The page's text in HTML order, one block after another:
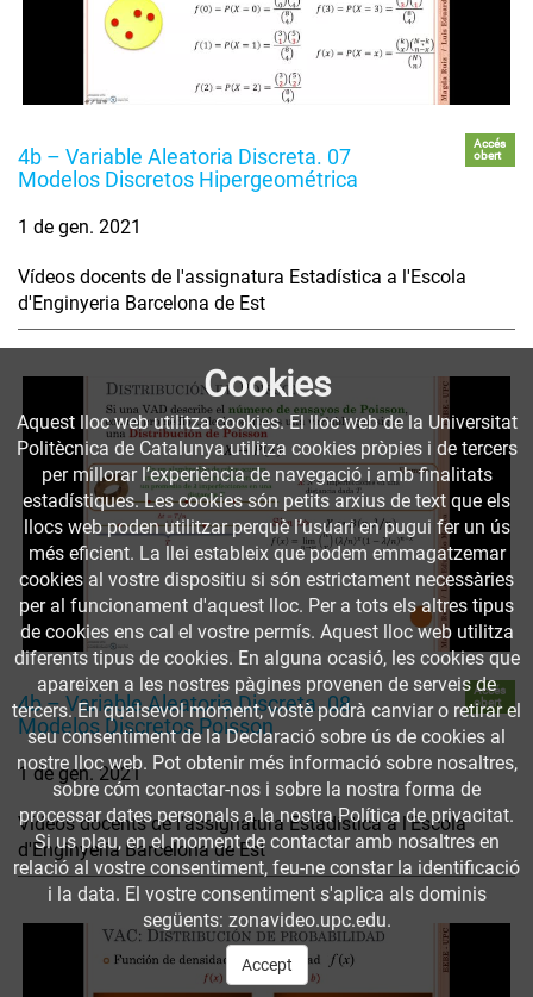
4b – Variable Aleatoria Discreta. 07
Modelos Discretos Hipergeométrica
Accés
obert
1 de gen. 2021
Vídeos docents de l'assignatura Estadística a l'Escola
d'Enginyeria Barcelona de Est
4b – Variable Aleatoria Discreta. 08
Modelos Discretos Poisson
Accés
obert
1 de gen. 2021
Vídeos docents de l'assignatura Estadística a l'Escola
d'Enginyeria Barcelona de Est
Cookies
Aquest lloc web utilitza cookies. El lloc web de la Universitat
Politècnica de Catalunya utilitza cookies pròpies i de tercers
per millorar l’experiència de navegació i amb finalitats
estadístiques. Les cookies són petits arxius de text que els
llocs web poden utilitzar perquè l’usuari en pugui fer un ús
més eficient. La llei estableix que podem emmagatzemar
cookies al vostre dispositiu si són estrictament necessàries
per al funcionament d'aquest lloc. Per a tots els altres tipus
de cookies ens cal el vostre permís. Aquest lloc web utilitza
diferents tipus de cookies. En alguna ocasió, les cookies que
apareixen a les nostres pàgines provenen de serveis de
tercers. En qualsevol moment, vostè podrà canviar o retirar el
seu consentiment de la Declaració sobre ús de cookies al
nostre lloc web. Pot obtenir més informació sobre nosaltres,
sobre cóm contactar-nos i sobre la nostra forma de
processar dates personals a la nostra Política de privacitat.
Si us plau, en el moment de contactar amb nosaltres en
relació al vostre consentiment, feu-ne constar la identificació
i la data. El vostre consentiment s'aplica als dominis
següents: zonavideo.upc.edu.
Accept